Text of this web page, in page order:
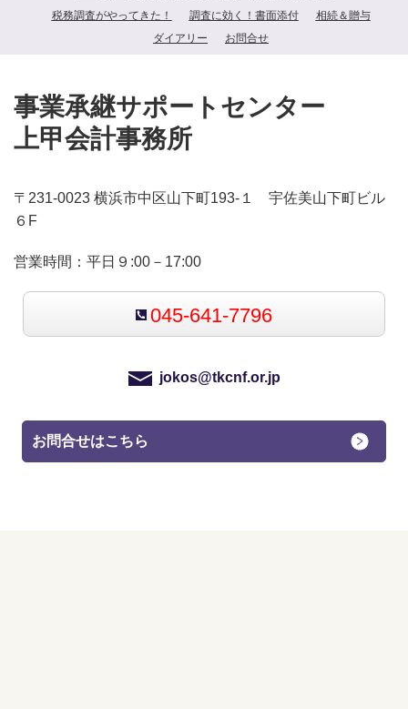
税務調査がやってきた！
調査に効く！書面添付
相続＆贈与
ダイアリー
お問合せ
事業承継サポートセンター
上甲会計事務所
〒231-0023 横浜市中区山下町193-１ 宇佐美山下町ビル
６F
営業時間：平日９:00－17:00
045-641-7796
jokos@tkcnf.or.jp
お問合せはこちら